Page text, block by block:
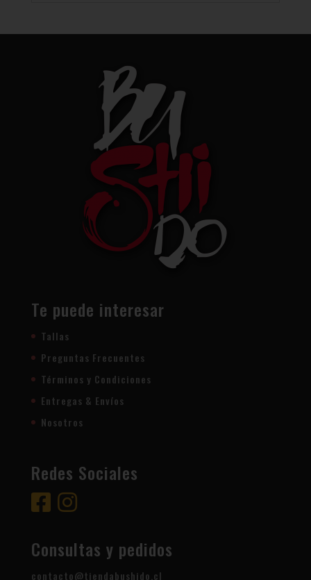
Te puede interesar
Tallas
Preguntas Frecuentes
Términos y Condiciones
Entregas & Envíos
Nosotros
Redes Sociales
Consultas y pedidos
contacto@tiendabushido.cl